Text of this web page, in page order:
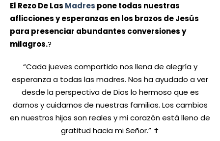
El Rezo De Las Madres pone todas nuestras
aflicciones y esperanzas en los brazos de Jesús
para presenciar abundantes conversiones y
milagros.?
“Cada jueves compartido nos llena de alegría y
esperanza a todas las madres. Nos ha ayudado a ver
desde la perspectiva de Dios lo hermoso que es
darnos y cuidarnos de nuestras familias. Los cambios
en nuestros hijos son reales y mi corazón está lleno de
gratitud hacia mi Señor.” ✝️